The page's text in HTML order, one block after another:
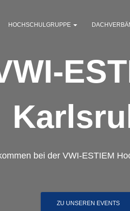
HOCHSCHULGRUPPE
bei der VWI-ESTIEM
ZU UNSEREN EVENTS